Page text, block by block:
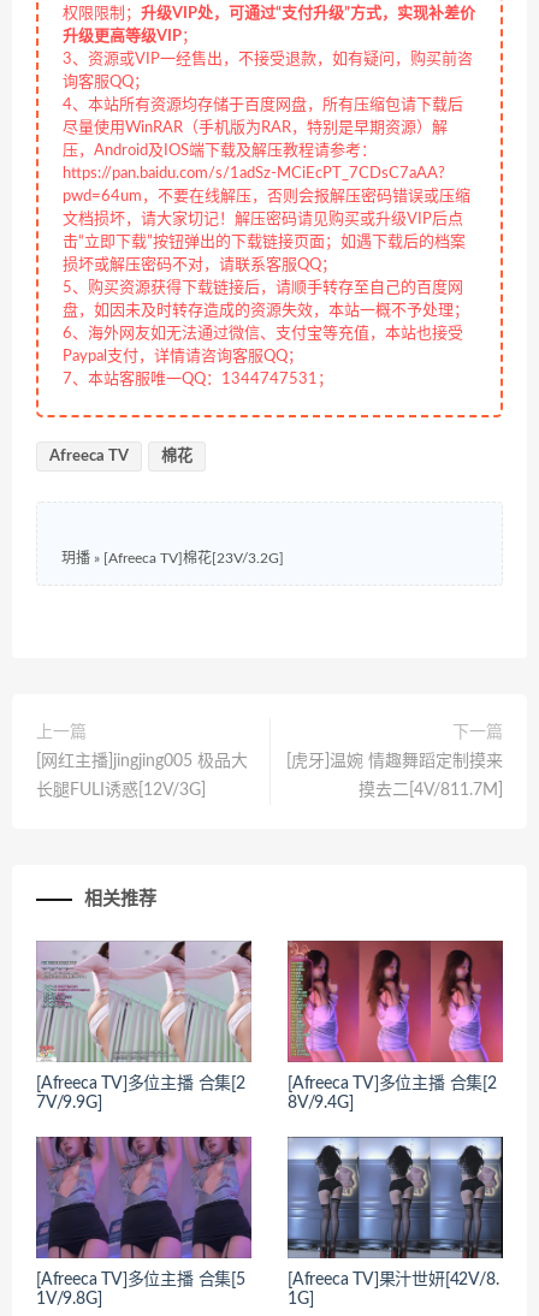
权限限制； 升级VIP处，可通过“支付升级”方式，实现补差价
升级更高等级VIP；
3、资源或VIP一经售出，不接受退款，如有疑问，购买前咨
询客服QQ；
4、本站所有资源均存储于百度网盘，所有压缩包请下载后
尽量使用WinRAR（手机版为RAR，特别是早期资源）解
压，Android及IOS端下载及解压教程请参考：
https://pan.baidu.com/s/1adSz-MCiEcPT_7CDsC7aAA?
pwd=64um，不要在线解压，否则会报解压密码错误或压缩
文档损坏，请大家切记！解压密码请见购买或升级VIP后点
击“立即下载”按钮弹出的下载链接页面；如遇下载后的档案
损坏或解压密码不对，请联系客服QQ；
5、购买资源获得下载链接后，请顺手转存至自己的百度网
盘，如因未及时转存造成的资源失效，本站一概不予处理；
6、海外网友如无法通过微信、支付宝等充值，本站也接受
Paypal支付，详情请咨询客服QQ；
7、本站客服唯一QQ：1344747531；
Afreeca TV 棉花
玥播 » [Afreeca TV]棉花[23V/3.2G]
上一篇
[网红主播]jingjing005 极品大
长腿FULI诱惑[12V/3G]
下一篇
[虎牙]温婉 情趣舞蹈定制摸来
摸去二[4V/811.7M]
相关推荐
[Afreeca TV]多位主播 合集[2
7V/9.9G]
[Afreeca TV]多位主播 合集[2
8V/9.4G]
[Afreeca TV]多位主播 合集[5
1V/9.8G]
[Afreeca TV]果汁世妍[42V/8.
1G]